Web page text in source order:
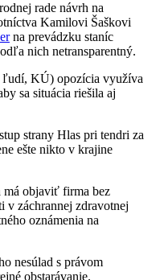
rade návrh na
Kamilovi Šaškovi
na prevádzku staníc
nich netransparentný.
ľudí, KÚ) opozícia využíva
sa situácia riešila aj
strany Hlas pri tendri za
ešte nikto v krajine
má objaviť firma bez
v záchrannej zdravotnej
oznámenia na
nesúlad s právom
obstarávanie.